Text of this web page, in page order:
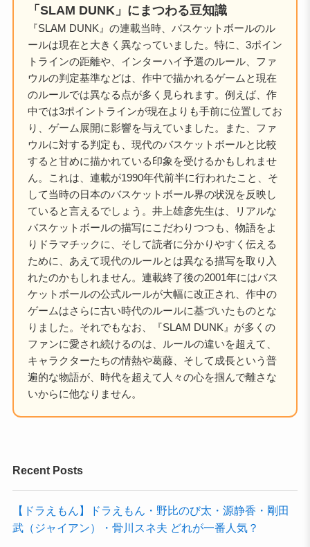
「SLAM DUNK」にまつわる豆知識
『SLAM DUNK』の連載当時、バスケットボールのル
ールは現在と大きく異なっていました。特に、3ポイン
トラインの距離や、インターハイ予選のルール、ファ
ウルの判定基準などは、作中で描かれるゲームと現在
のルールでは異なる点が多く見られます。例えば、作
中では3ポイントラインが現在よりも手前に位置してお
り、ゲーム展開に影響を与えていました。また、ファ
ウルに対する判定も、現代のバスケットボールと比較
すると甘めに描かれている印象を受けるかもしれませ
ん。これは、連載が1990年代前半に行われたこと、そ
して当時の日本のバスケットボール界の状況を反映し
ていると言えるでしょう。井上雄彦先生は、リアルな
バスケットボールの描写にこだわりつつも、物語をよ
りドラマチックに、そして読者に分かりやすく伝える
ために、あえて現代のルールとは異なる描写を取り入
れたのかもしれません。連載終了後の2001年にはバス
ケットボールの公式ルールが大幅に改正され、作中の
ゲームはさらに古い時代のルールに基づいたものとな
りました。それでもなお、『SLAM DUNK』が多くの
ファンに愛され続けるのは、ルールの違いを超えて、
キャラクターたちの情熱や葛藤、そして成長という普
遍的な物語が、時代を超えて人々の心を掴んで離さな
いからに他なりません。
Recent Posts
【ドラえもん】ドラえもん・野比のび太・源静香・剛田
武（ジャイアン）・骨川スネ夫 どれが一番人気？